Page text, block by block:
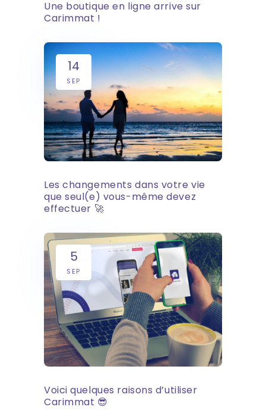
Une boutique en ligne arrive sur
Carimmat !
14
SEP
Les changements dans votre vie
que seul(e) vous-même devez
effectuer 🚀
5
SEP
Voici quelques raisons d’utiliser
Carimmat 😎